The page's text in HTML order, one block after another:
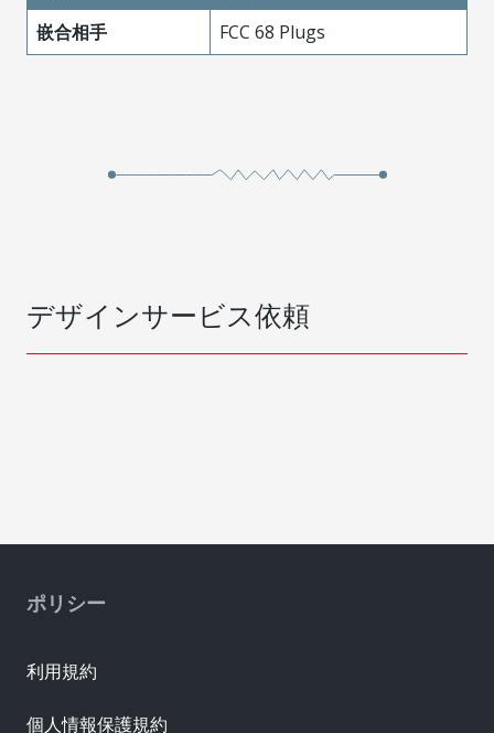
嵌合相手
FCC 68 Plugs
デザインサービス依頼
ポリシー
利用規約
個人情報保護規約